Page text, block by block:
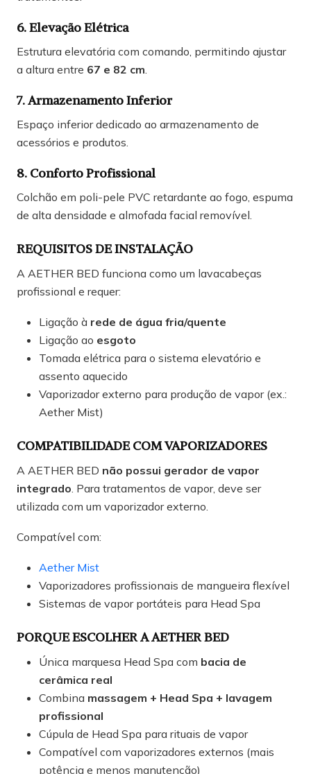
6. Elevação Elétrica
Estrutura elevatória com comando, permitindo ajustar
a altura entre 67 e 82 cm
7. Armazenamento Inferior
Espaço inferior dedicado ao armazenamento de
acessórios e produtos.
8. Conforto Profissional
Colchão em poli-pele PVC retardante ao fogo, espuma
de alta densidade e almofada facial removível.
REQUISITOS DE INSTALAÇÃO
A AETHER BED funciona como um lavacabeças
profissional e requer:
Ligação à rede de água fria/quente
Ligação ao esgoto
Tomada elétrica para o sistema elevatório e
assento aquecido
Vaporizador externo para produção de vapor (ex.:
Aether Mist)
COMPATIBILIDADE COM VAPORIZADORES
A AETHER BED não possui gerador de vapor
integrado . Para tratamentos de vapor, deve ser
utilizada com um vaporizador externo.
Compatível com:
Aether Mist
Vaporizadores profissionais de mangueira flexível
Sistemas de vapor portáteis para Head Spa
PORQUE ESCOLHER A AETHER BED
Única marquesa Head Spa com bacia de
cerâmica real
Combina massagem + Head Spa + lavagem
profissional
Cúpula de Head Spa para rituais de vapor
Compatível com vaporizadores externos (mais
potência e menos manutenção)